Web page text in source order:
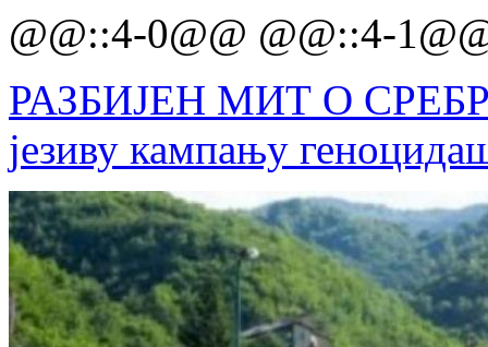
@@::4-0@@ @@::4-
РАЗБИЈЕН МИТ О
језиву кампању